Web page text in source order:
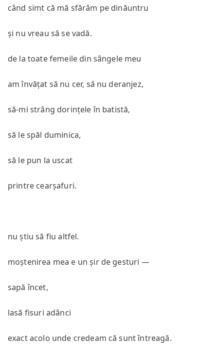
când simt că mă sfărâm pe dinăuntru
și nu vreau să se vadă.
de la toate femeile din sângele meu
am învățat să nu cer, să nu deranjez,
să-mi strâng dorințele în batistă,
să le spăl duminica,
să le pun la uscat
printre cearșafuri.
nu știu să fiu altfel.
moștenirea mea e un șir de gesturi —
sapă încet,
lasă fisuri adânci
exact acolo unde credeam că sunt întreagă.